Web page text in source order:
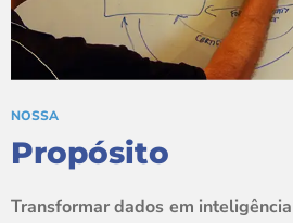
NOSSA
Propósito
Transformar dados em